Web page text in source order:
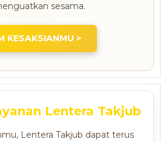
sesama.
KESAKSIANMU >
Lentera Takjub
Lentera Takjub dapat terus